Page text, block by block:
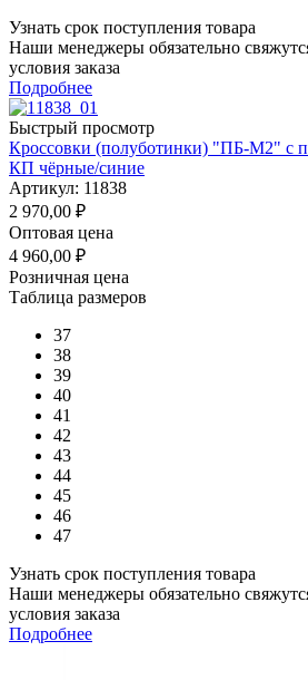
Узнать срок поступления товара
Наши менеджеры обязательно
условия заказа
Подробнее
Быстрый просмотр
Кроссовки (полуботинки) "ПБ-М2"
КП чёрные/синие
Артикул: 11838
2 970,00 ₽
Оптовая цена
4 960,00 ₽
Розничная цена
Таблица размеров
37
38
39
40
41
42
43
44
45
46
47
Узнать срок поступления товара
Наши менеджеры обязательно
условия заказа
Подробнее